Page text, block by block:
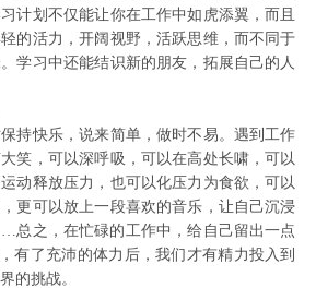
计划不仅能让你在工作中如虎添翼，而且
的活力，开阔视野，活跃思维，而不同于
学习中还能结识新的朋友，拓展自己的人
快乐，说来简单，做时不易。遇到工作
笑，可以深呼吸，可以在高处长啸，可以
动释放压力，也可以化压力为食欲，可以
更可以放上一段喜欢的音乐，让自己沉浸
总之，在忙碌的工作中，给自己留出一点
有了充沛的体力后，我们才有精力投入到
的挑战。